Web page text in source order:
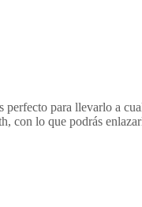
para llevarlo a
con lo que podrás